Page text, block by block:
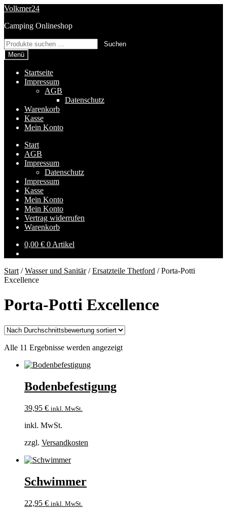
Zur
springen
Zum
springen
Volkmer24
Camping Onlineshop
Suchen
nach:
Suchen
Menü
Startseite
Impressum
AGB
Datenschutz
Warenkorb
Kasse
Mein Konto
Start
AGB
Impressum
Datenschutz
Impressum
Kasse
Mein Konto
Mein Konto
Vertrag widerrufen
Warenkorb
0,00 € 0 Artikel
Start /Wasser und Sanitär/Ersatzteile Thetford /Porta-Potti
Excellence
Porta-Potti Excellence
Alle 11 Ergebnisse werden angezeigtNach
Bodenbefestigung
39,95 € inkl. MwSt.
inkl. MwSt.
zzgl. Versandkosten
Schwimmer
22,95 € inkl. MwSt.